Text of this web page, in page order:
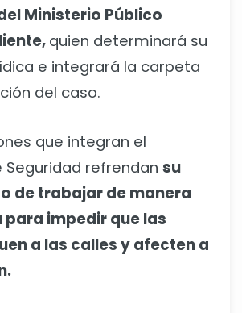
Ministerio Público
quien determinará su
e integrará la carpeta
del caso.
que integran el
Seguridad refrendan su
de trabajar de manera
impedir que las
a las calles y afecten a